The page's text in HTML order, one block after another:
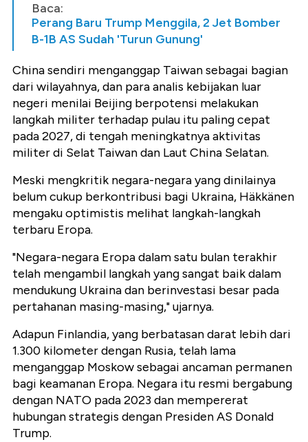
Baca:
Perang Baru Trump Menggila, 2 Jet Bomber
B-1B AS Sudah 'Turun Gunung'
China sendiri menganggap Taiwan sebagai bagian
dari wilayahnya, dan para analis kebijakan luar
negeri menilai Beijing berpotensi melakukan
langkah militer terhadap pulau itu paling cepat
pada 2027, di tengah meningkatnya aktivitas
militer di Selat Taiwan dan Laut China Selatan.
Meski mengkritik negara-negara yang dinilainya
belum cukup berkontribusi bagi Ukraina, Häkkänen
mengaku optimistis melihat langkah-langkah
terbaru Eropa.
"Negara-negara Eropa dalam satu bulan terakhir
telah mengambil langkah yang sangat baik dalam
mendukung Ukraina dan berinvestasi besar pada
pertahanan masing-masing," ujarnya.
Adapun Finlandia, yang berbatasan darat lebih dari
1.300 kilometer dengan Rusia, telah lama
menganggap Moskow sebagai ancaman permanen
bagi keamanan Eropa. Negara itu resmi bergabung
dengan NATO pada 2023 dan mempererat
hubungan strategis dengan Presiden AS Donald
Trump.